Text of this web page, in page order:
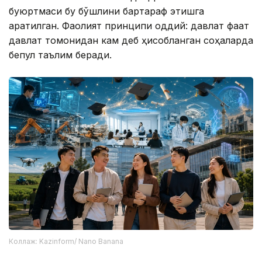
буюртмаси бу бўшлиқни бартараф этишга
қаратилган. Фаолият принципи оддий: давлат фақат
давлат томонидан кам деб ҳисобланган соҳаларда
бепул таълим беради.
Коллаж: Kazinform/ Nano Banana